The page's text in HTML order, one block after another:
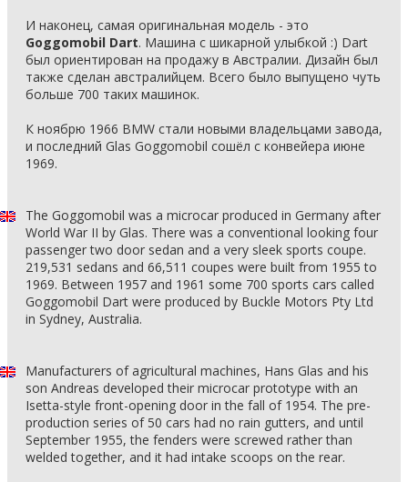
И наконец, самая оригинальная модель - это
Goggomobil Dart. Машина с шикарной улыбкой :) Dart
был ориентирован на продажу в Австралии. Дизайн был
также сделан австралийцем. Всего было выпущено чуть
больше 700 таких машинок.
К ноябрю 1966 BMW стали новыми владельцами завода,
и последний Glas Goggomobil сошёл с конвейера июне
1969.
The Goggomobil was a microcar produced in Germany after
World War II by Glas. There was a conventional looking four
passenger two door sedan and a very sleek sports coupe.
219,531 sedans and 66,511 coupes were built from 1955 to
1969. Between 1957 and 1961 some 700 sports cars called
Goggomobil Dart were produced by Buckle Motors Pty Ltd
in Sydney, Australia.
Manufacturers of agricultural machines, Hans Glas and his
son Andreas developed their microcar prototype with an
Isetta-style front-opening door in the fall of 1954. The pre-
production series of 50 cars had no rain gutters, and until
September 1955, the fenders were screwed rather than
welded together, and it had intake scoops on the rear.